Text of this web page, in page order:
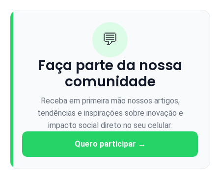
💬
Faça parte da nossa
comunidade
Receba em primeira mão nossos artigos,
tendências e inspirações sobre inovação e
impacto social direto no seu celular.
Quero participar →